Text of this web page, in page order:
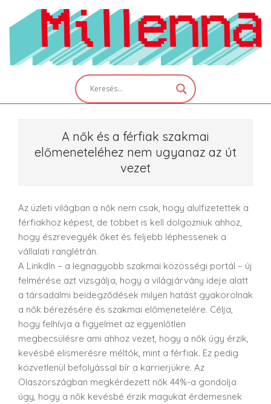
content
A nők és a férfiak szakmai
előmeneteléhez nem ugyanaz az út
vezet
Az üzleti világban a nők nem csak, hogy alulfizetettek a
férfiakhoz képest, de többet is kell dolgozniuk ahhoz,
hogy észrevegyék őket és feljebb léphessenek a
vállalati ranglétrán.
A LinkdIn – a legnagyobb szakmai közösségi portál – új
felmérése azt vizsgálja, hogy a világjárvány ideje alatt
a társadalmi beidegződések milyen hatást gyakorolnak
a nők bérezésére és szakmai előmenetelére. Célja,
hogy felhívja a figyelmet az egyenlőtlen
megbecsülésre ami ahhoz vezet, hogy a nők úgy érzik,
kevésbé elismerésre méltók, mint a férfiak. Ez pedig
közvetlenül befolyással bír a karrierjükre. Az
Olaszországban megkérdezett nők 44%-a gondolja
úgy, hogy a nők kevésbé érzik magukat érdemesnek